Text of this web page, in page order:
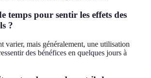
temps pour sentir les effets des
?
varier, mais généralement, une utilisation
des bénéfices en quelques jours à